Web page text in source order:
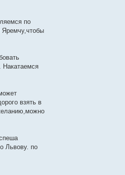
по
Яремчу,чтобы
Накатаемся
взять в
Львову. по